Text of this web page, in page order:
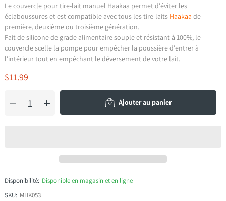
Le couvercle pour tire-lait manuel Haakaa permet d'éviter les
éclaboussures et est compatible avec tous les tire-laits Haakaa de
première, deuxième ou troisième génération.
Fait de silicone de grade alimentaire souple et résistant à 100%, le
couvercle scelle la pompe pour empêcher la poussière d'entrer à
l'intérieur tout en empêchant le déversement de votre lait.
$11.99
Ajouter au panier
Disponibilité: Disponible en magasin et en ligne
SKU: MHK053